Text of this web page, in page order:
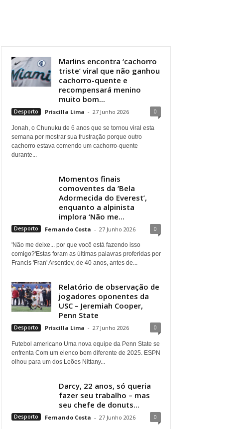
Marlins encontra ‘cachorro
triste’ viral que não ganhou
cachorro-quente e
recompensará menino
muito bom...
Desporto Priscilla Lima - 27 Junho 2026 0
Jonah, o Chunuku de 6 anos que se tornou viral esta
semana por mostrar sua frustração porque outro
cachorro estava comendo um cachorro-quente
durante...
Momentos finais
comoventes da ‘Bela
Adormecida do Everest’,
enquanto a alpinista
implora ‘Não me...
Desporto Fernando Costa - 27 Junho 2026 0
'Não me deixe... por que você está fazendo isso
comigo?'Estas foram as últimas palavras proferidas por
Francis 'Fran' Arsentiev, de 40 anos, antes de...
Relatório de observação de
jogadores oponentes da
USC – Jeremiah Cooper,
Penn State
Desporto Priscilla Lima - 27 Junho 2026 0
Futebol americano Uma nova equipe da Penn State se
enfrenta Com um elenco bem diferente de 2025. ESPN
olhou para um dos Leões Nittany...
Darcy, 22 anos, só queria
fazer seu trabalho – mas
seu chefe de donuts...
Desporto Fernando Costa - 27 Junho 2026 0